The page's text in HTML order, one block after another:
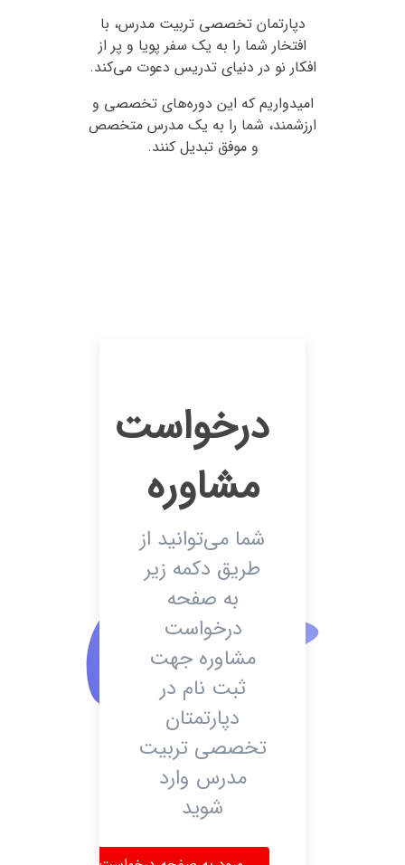
دپارتمان تخصصی تربیت مدرس، با
افتخار شما را به یک سفر پویا و پر از
افکار نو در دنیای تدریس دعوت می‌کند.
امیدواریم که این دوره‌های تخصصی و
ارزشمند، شما را به یک مدرس متخصص
و موفق تبدیل کنند.
درخواست
مشاوره
شما می‌توانید از
طریق دکمه زیر
به صفحه
درخواست
مشاوره جهت
ثبت نام در
دپارتمتان
تخصصی تربیت
مدرس وارد
شوید